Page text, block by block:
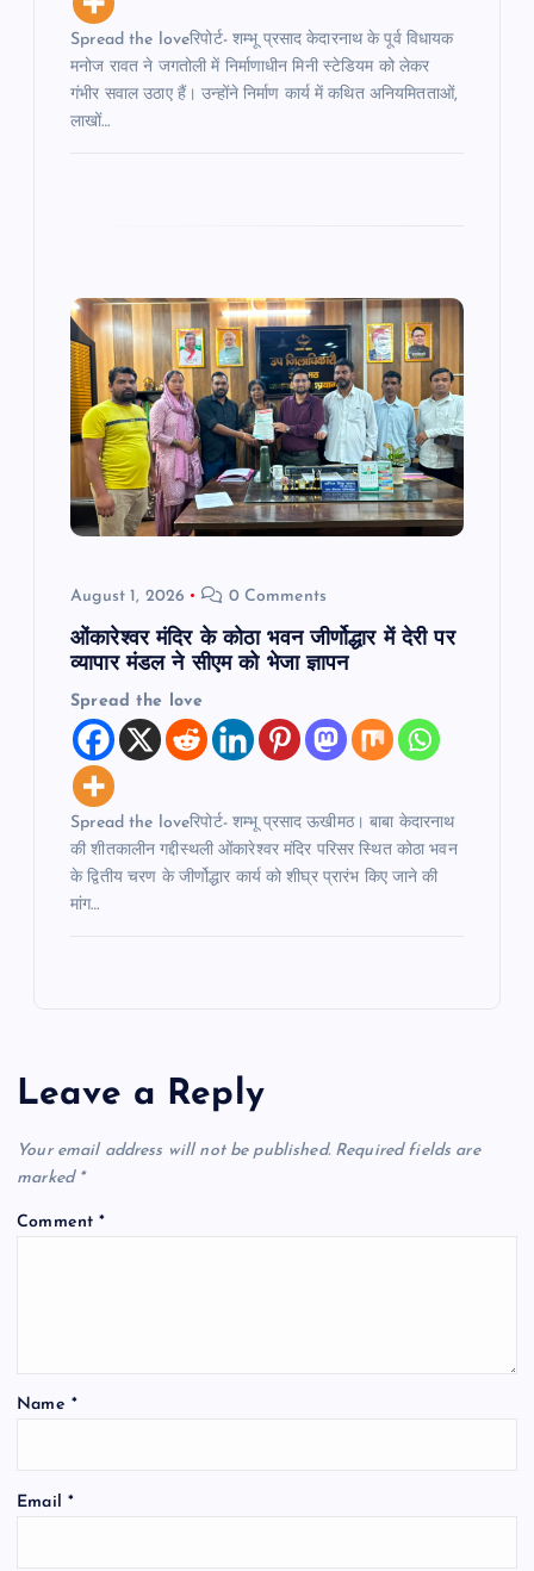
Spread the loveरिपोर्ट- शम्भू प्रसाद केदारनाथ के पूर्व विधायक
मनोज रावत ने जगतोली में निर्माणाधीन मिनी स्टेडियम को लेकर
गंभीर सवाल उठाए हैं। उन्होंने निर्माण कार्य में कथित अनियमितताओं,
लाखों…
August 1, 2026 0 Comments
ओंकारेश्वर मंदिर के कोठा भवन जीर्णोद्धार में देरी पर
व्यापार मंडल ने सीएम को भेजा ज्ञापन
Spread the love
Spread the loveरिपोर्ट- शम्भू प्रसाद ऊखीमठ। बाबा केदारनाथ
की शीतकालीन गद्दीस्थली ओंकारेश्वर मंदिर परिसर स्थित कोठा भवन
के द्वितीय चरण के जीर्णोद्धार कार्य को शीघ्र प्रारंभ किए जाने की
मांग…
Leave a Reply
Your email address will not be published. Required fields are
marked *
Comment*
Name *
Email *